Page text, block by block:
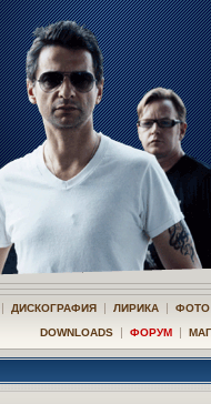
| ДИСКОГРАФИЯ | ЛИРИКА | ФОТО
DOWNLOADS | ФОРУМ |